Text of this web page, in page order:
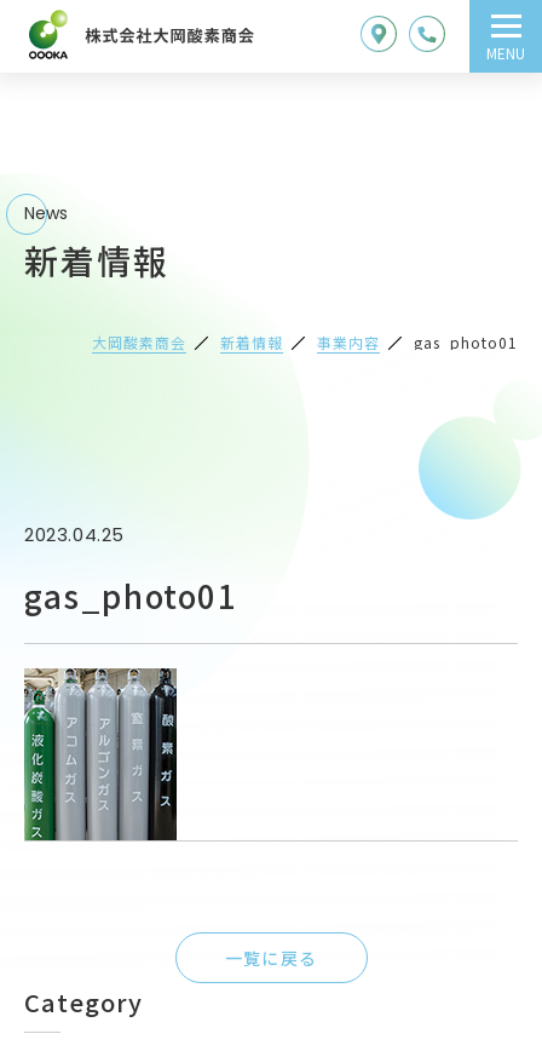
MENU
News
新着情報
大岡酸素商会 新着情報 事業内容 gas_photo01
Category
2023.04.25
gas_photo01
一覧に戻る